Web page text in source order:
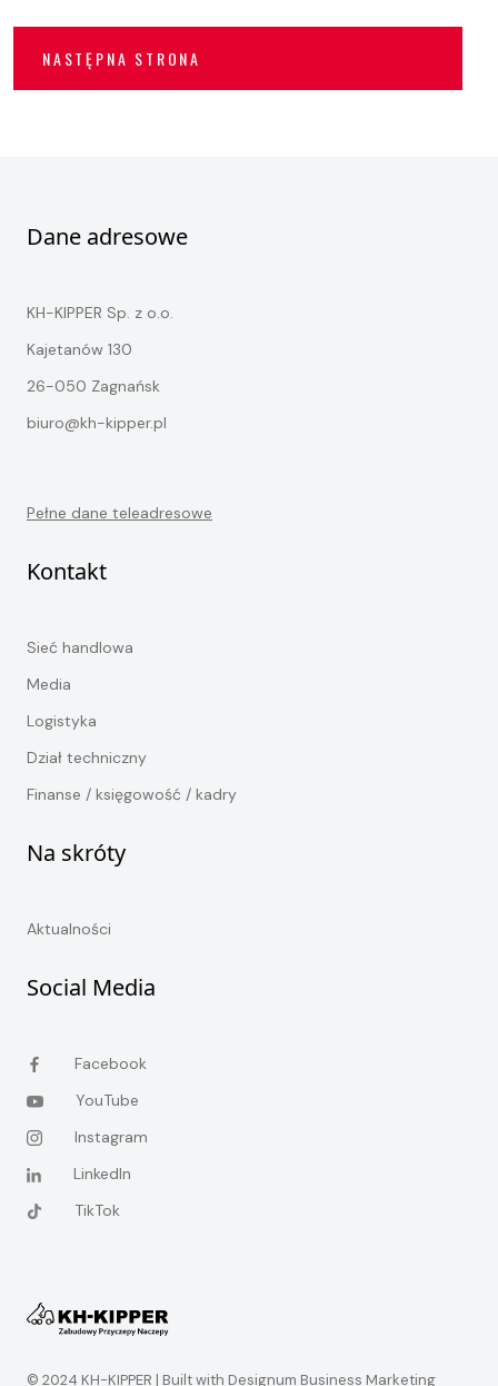
NASTĘPNA STRONA
Dane adresowe
KH-KIPPER Sp. z o.o.
Kajetanów 130
26-050 Zagnańsk
biuro@kh-kipper.pl
Pełne dane teleadresowe
Kontakt
Sieć handlowa
Media
Logistyka
Dział techniczny
Finanse / księgowość / kadry
Na skróty
Aktualności
Social Media
Facebook
YouTube
Instagram
LinkedIn
TikTok
© 2024 KH-KIPPER | Built with Designum Business Marketing